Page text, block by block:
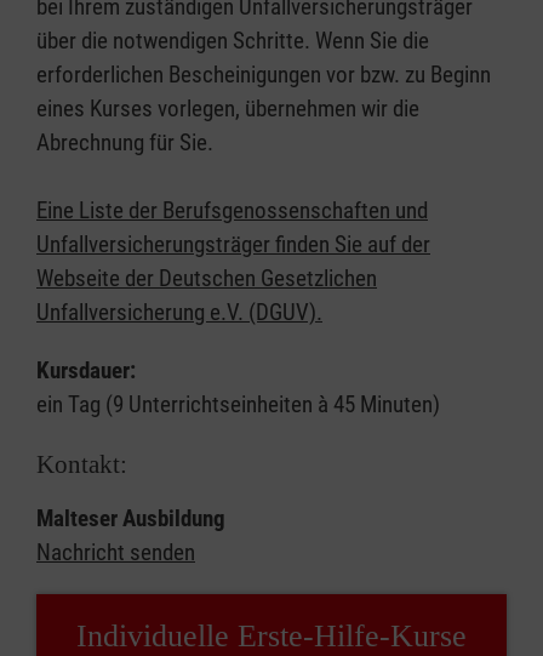
bei Ihrem zuständigen Unfallversicherungsträger
über die notwendigen Schritte. Wenn Sie die
erforderlichen Bescheinigungen vor bzw. zu Beginn
eines Kurses vorlegen, übernehmen wir die
Abrechnung für Sie.
Eine Liste der Berufsgenossenschaften und
Unfallversicherungsträger finden Sie auf der
Webseite der Deutschen Gesetzlichen
Unfallversicherung e.V. (DGUV).
Kursdauer:
ein Tag (9 Unterrichtseinheiten à 45 Minuten)
Kontakt:
Malteser Ausbildung
Nachricht senden
Individuelle Erste-Hilfe-Kurse